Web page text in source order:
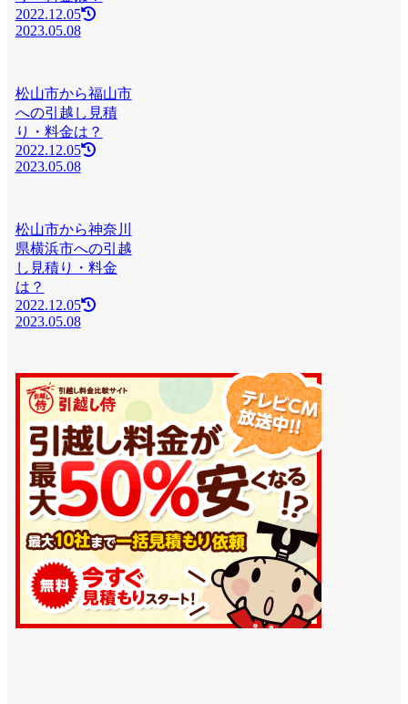
2022.12.05
2023.05.08
松山市から福山市
への引越し見積
り・料金は？
2022.12.05
2023.05.08
松山市から神奈川
県横浜市への引越
し見積り・料金
は？
2022.12.05
2023.05.08